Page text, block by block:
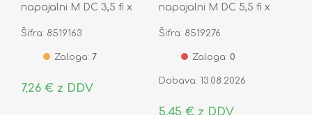
napajalni M DC 3,5 fi x
Šifra: 8519163
Zaloga: 7
7,26 € z DDV
napajalni M DC 5,5 fi x
Šifra: 8519276
Zaloga: 0
Dobava: 13.08.2026
5,45 € z DDV